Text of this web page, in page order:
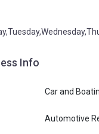
Info
Car and
Automotive